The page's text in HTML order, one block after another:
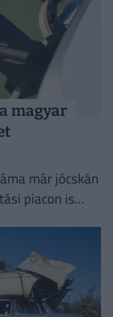
magyar
már jócskán
piacon is